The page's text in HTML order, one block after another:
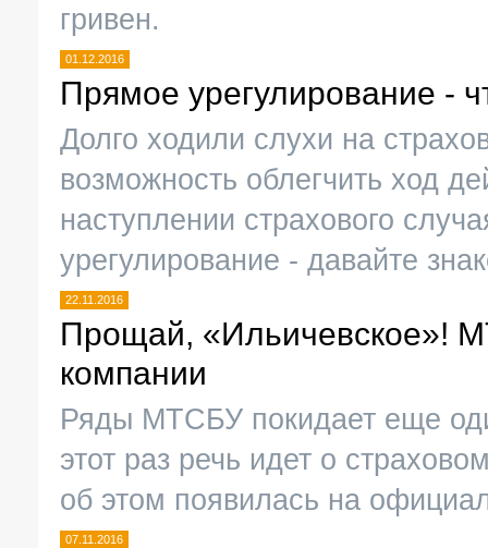
гривен.
01.12.2016
Прямое урегулирование -
Долго ходили слухи на
возможность облегчить ход
наступлении страхового
урегулирование - давайте
22.11.2016
Прощай, «Ильичевское»!
компании
Ряды МТСБУ покидает еще
этот раз речь идет о
об этом появилась на
07.11.2016